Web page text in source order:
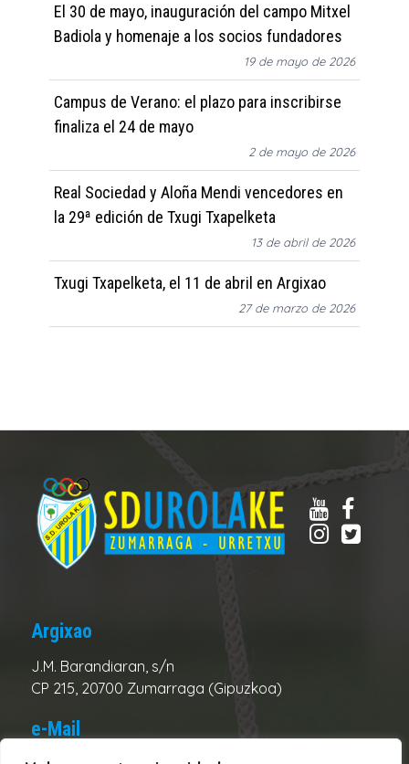
El 30 de mayo, inauguración del campo Mitxel
Badiola y homenaje a los socios fundadores
19 de mayo de 2026
Campus de Verano: el plazo para inscribirse
finaliza el 24 de mayo
2 de mayo de 2026
Real Sociedad y Aloña Mendi vencedores en
la 29ª edición de Txugi Txapelketa
13 de abril de 2026
Txugi Txapelketa, el 11 de abril en Argixao
27 de marzo de 2026
Argixao
J.M. Barandiaran, s/n
CP 215, 20700 Zumarraga (Gipuzkoa)
e-Mail